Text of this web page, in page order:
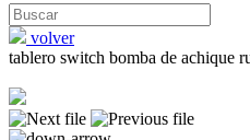
volver
tablero switch bomba de achique